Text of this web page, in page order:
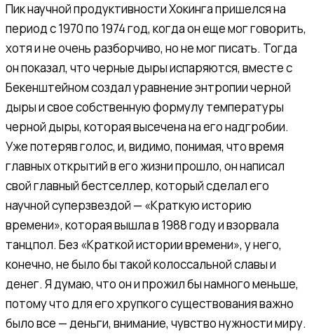
Пик научной продуктивности Хокинга пришелся на
период с 1970 по 1974 год, когда он еще мог говорить,
хотя и не очень разборчиво, но не мог писать. Тогда
он показал, что черные дыры испаряются, вместе с
Бекенштейном создал уравнение энтропии черной
дыры и свое собственную формулу температуры
черной дыры, которая высечена на его надгробии.
Уже потеряв голос, и, видимо, понимая, что время
главных открытий в его жизни прошло, он написал
свой главный бестселлер, который сделал его
научной суперзвездой — «Краткую историю
времени», которая вышла в 1988 году и взорвала
танцпол. Без «Краткой истории времени», у него,
конечно, не было бы такой колоссальной славы и
денег. Я думаю, что он и прожил бы намного меньше,
потому что для его хрупкого существования важно
было все — деньги, внимание, чувство нужности миру.